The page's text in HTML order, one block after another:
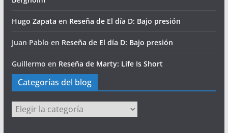
Hugo Zapata en Reseña de El día D: Bajo presión
Juan Pablo en Reseña de El día D: Bajo presión
Guillermo en Reseña de Marty: Life Is Short
Categorías del blog
Categorías
del